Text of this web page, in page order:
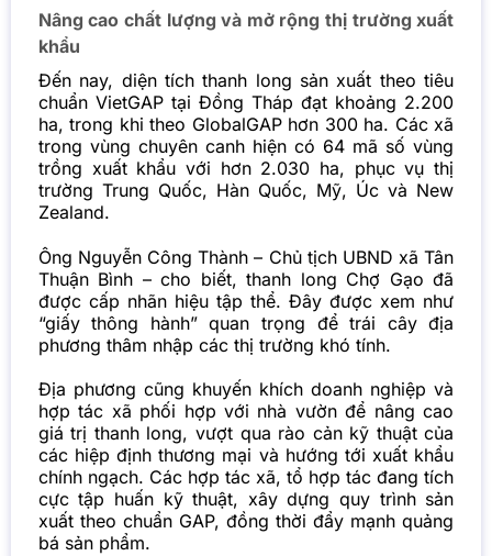
Nâng cao chất lượng và mở rộng thị trường xuất
khẩu
Đến nay, diện tíchthanh long sản xuất theo tiêu
chuẩn VietGAP tại Đồng Tháp đạt khoảng 2.200
ha, trong khi theo GlobalGAP hơn 300 ha. Các xã
trong vùng chuyên canh hiện có 64 mã số vùng
trồng xuất khẩu với hơn 2.030 ha, phục vụ thị
trường Trung Quốc, Hàn Quốc, Mỹ, Úc và New
Zealand.
Ông Nguyễn Công Thành – Chủ tịch UBND xã Tân
Thuận Bình – cho biết, thanh long Chợ Gạo đã
được cấp nhãn hiệu tập thể. Đây được xem như
“giấy thông hành” quan trọng để trái cây địa
phương thâm nhập các thị trường khó tính.
Địa phương cũng khuyến khích doanh nghiệp và
hợp tác xã phối hợp với nhà vườn để nâng cao
giá trị thanh long, vượt qua rào cản kỹ thuật của
các hiệp định thương mại và hướng tới xuất khẩu
chính ngạch. Các hợp tác xã, tổ hợp tác đang tích
cực tập huấn kỹ thuật, xây dựng quy trình sản
xuất theo chuẩn GAP, đồng thời đẩy mạnh quảng
bá sản phẩm.